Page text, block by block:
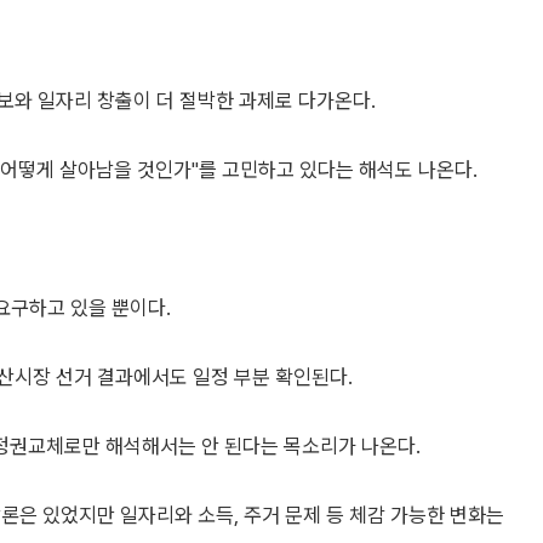
와 일자리 창출이 더 절박한 과제로 다가온다.
떻게 살아남을 것인가"를 고민하고 있다는 해석도 나온다.
구하고 있을 뿐이다.
시장 선거 결과에서도 일정 부분 확인된다.
교체로만 해석해서는 안 된다는 목소리가 나온다.
은 있었지만 일자리와 소득, 주거 문제 등 체감 가능한 변화는